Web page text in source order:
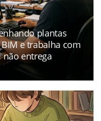
plantas
e trabalha com
entrega